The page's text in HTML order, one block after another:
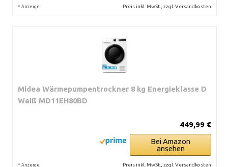
* Anzeige Preis inkl. MwSt., zzgl. Versandkosten
Midea Wärmepumpentrockner 8 kg Energieklasse D
Weiß MD11EH80BD
449,99 €
Bei Amazon
ansehen
* Anzeige Preis inkl. MwSt., zzgl. Versandkosten